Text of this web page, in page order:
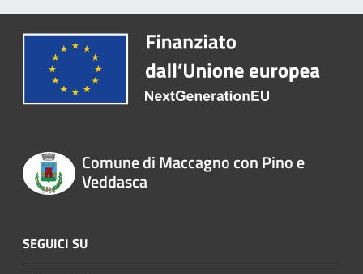
Comune di Maccagno con Pino e
Veddasca
SEGUICI SU